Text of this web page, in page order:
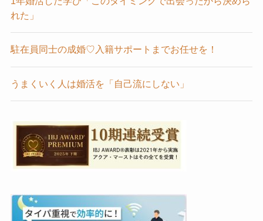
れた」
駐在員同士の成婚♡入籍サポートまでお任せを！
うまくいく人は婚活を「自己流にしない」